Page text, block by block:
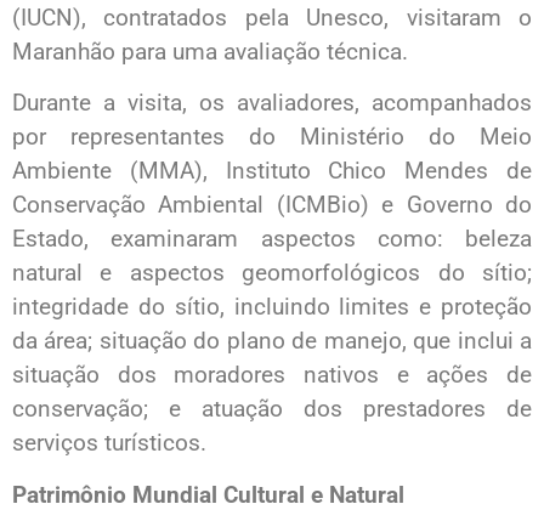
(IUCN), contratados pela Unesco, visitaram o
Maranhão para uma avaliação técnica.
Durante a visita, os avaliadores, acompanhados
por representantes do Ministério do Meio
Ambiente (MMA), Instituto Chico Mendes de
Conservação Ambiental (ICMBio) e Governo do
Estado, examinaram aspectos como: beleza
natural e aspectos geomorfológicos do sítio;
integridade do sítio, incluindo limites e proteção
da área; situação do plano de manejo, que inclui a
situação dos moradores nativos e ações de
conservação; e atuação dos prestadores de
serviços turísticos.
Patrimônio Mundial Cultural e Natural